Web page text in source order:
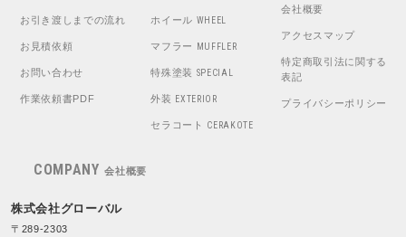
お引き渡しまでの流れ
お見積依頼
お問い合わせ
作業依頼書PDF
ホイール WHEEL
マフラー MUFFLER
特殊塗装 SPECIAL
外装 EXTERIOR
セラコート CERAKOTE
会社概要
アクセスマップ
特定商取引法に関する
表記
プライバシーポリシー
COMPANY 会社概要
株式会社グローバル
〒289-2303